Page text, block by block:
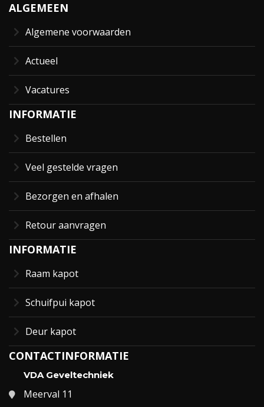
ALGEMEEN
Algemene voorwaarden
Actueel
Vacatures
INFORMATIE
Bestellen
Veel gestelde vragen
Bezorgen en afhalen
Retour aanvragen
INFORMATIE
Raam kapot
Schuifpui kapot
Deur kapot
CONTACTINFORMATIE
VDA Geveltechniek
Meerval 11